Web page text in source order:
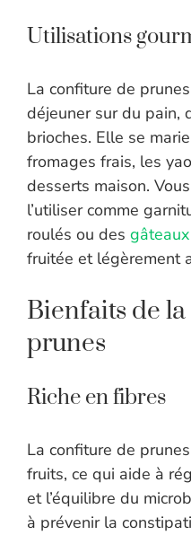
Utilisations
La confiture de
déjeuner sur du pain,
brioches. Elle se
fromages frais, les
desserts maison.
l’utiliser comme
roulés ou des gâteaux
fruitée et légèrement
Bienfaits de
prunes
Riche en fibres
La confiture de
fruits, ce qui aide à
et l’équilibre du
à prévenir la